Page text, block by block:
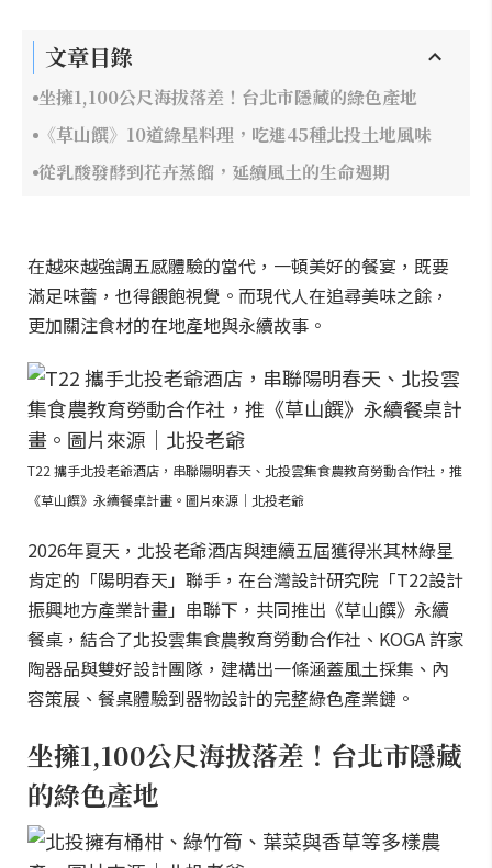
文章目錄
坐擁1,100公尺海拔落差！台北市隱藏的綠色產地
《草山饌》10道綠星料理，吃進45種北投土地風味
從乳酸發酵到花卉蒸餾，延續風土的生命週期
在越來越強調五感體驗的當代，一頓美好的餐宴，既要
滿足味蕾，也得餵飽視覺。而現代人在追尋美味之餘，
更加關注食材的在地產地與永續故事。
T22 攜手北投老爺酒店，串聯陽明春天、北投雲集食農教育勞動合作社，推
《草山饌》永續餐桌計畫。圖片來源｜北投老爺
2026年夏天，北投老爺酒店與連續五屆獲得米其林綠星
肯定的「陽明春天」聯手，在台灣設計研究院「T22設計
振興地方產業計畫」串聯下，共同推出《草山饌》永續
餐桌，結合了北投雲集食農教育勞動合作社、KOGA 許家
陶器品與雙好設計團隊，建構出一條涵蓋風土採集、內
容策展、餐桌體驗到器物設計的完整綠色產業鏈。
坐擁1,100公尺海拔落差！台北市隱藏
的綠色產地